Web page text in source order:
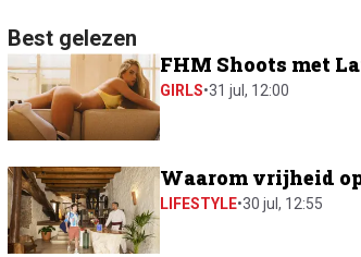
Best gelezen
FHM Shoots met
GIRLS•31 jul, 12:00
Waarom vrijheid
LIFESTYLE•30 jul, 12:55